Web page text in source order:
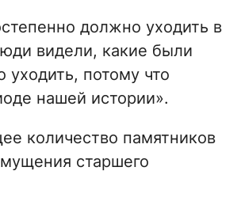
должно уходить в
видели, какие были
потому что
нашей истории».
количество памятников
старшего